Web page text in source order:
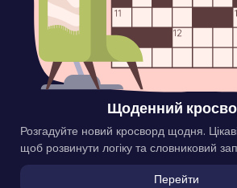
Щоденний
Розгадуйте новий кросворд щодня.
щоб розвинути логіку та словниковий
Перейти